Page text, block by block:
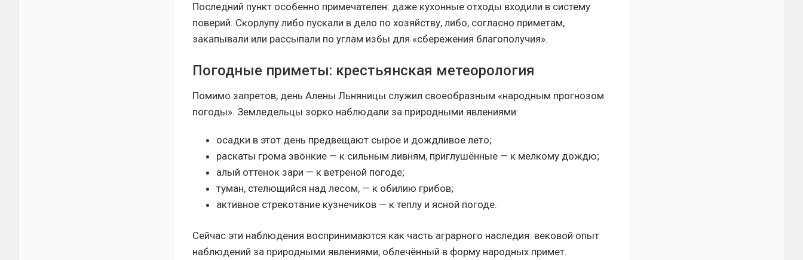
Последний пункт особенно примечателен: даже кухонные отходы входили в систему
поверий. Скорлупу либо пускали в дело по хозяйству, либо, согласно приметам,
закапывали или рассыпали по углам избы для «сбережения благополучия».
Погодные приметы: крестьянская метеорология
Помимо запретов, день Алены Льняницы служил своеобразным «народным прогнозом
погоды». Земледельцы зорко наблюдали за природными явлениями:
осадки в этот день предвещают сырое и дождливое лето;
раскаты грома звонкие — к сильным ливням, приглушённые — к мелкому дождю;
алый оттенок зари — к ветреной погоде;
туман, стелющийся над лесом, — к обилию грибов;
активное стрекотание кузнечиков — к теплу и ясной погоде.
Сейчас эти наблюдения воспринимаются как часть аграрного наследия: вековой опыт
наблюдений за природными явлениями, облечённый в форму народных примет.